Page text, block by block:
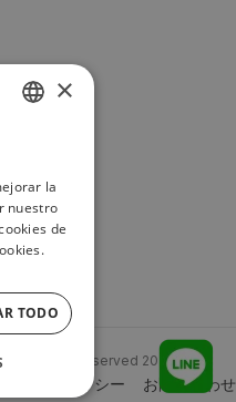
All rights reserved 2024
イバシーポリシー お問い合わせ
JA
×
la
nuestro
de
TODO